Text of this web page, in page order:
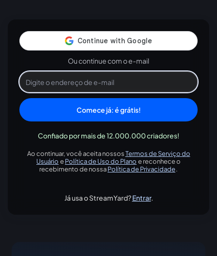
Ou continue com o e-mail
Comece já: é grátis!
Confiado por mais de 12.000.000 criadores!
Ao continuar, você aceita nossosTermos de Serviço do
Usuário
abre em uma nova guia
ePolítica de Uso do Plano
abre em uma nova guia
e reconhece o
recebimento de nossaPolítica de Privacidade.
Já usa o StreamYard?Entrar.